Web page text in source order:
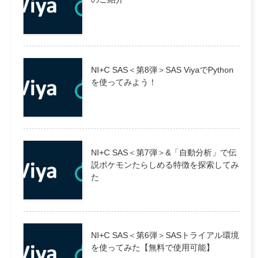
NI+C SAS＜第8弾＞SAS ViyaでPython
を使ってみよう！
NI+C SAS＜第7弾＞&「自動分析」で伝
説ポケモンたらしめる特徴を探索してみ
た
NI+C SAS＜第6弾＞SASトライアル環境
を使ってみた【無料で使用可能】